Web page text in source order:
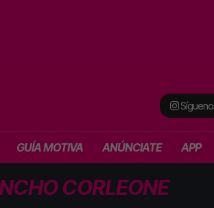
GUÍA MOTIVA ANÚNCIATE APP
CORLEONE